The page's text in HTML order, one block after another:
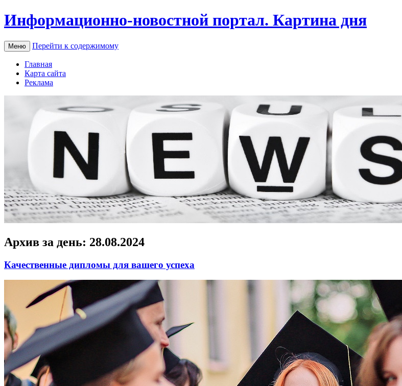
Информационно-новостной портал. Картина дня
Меню Перейти к содержимому
Главная
Карта сайта
Реклама
Архив за день: 28.08.2024
Качественные дипломы для вашего успеха